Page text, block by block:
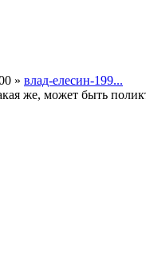
» влад-елесин-199...
же, может быть